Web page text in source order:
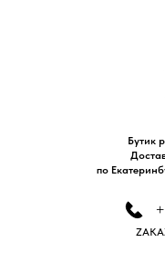
Бутик
по